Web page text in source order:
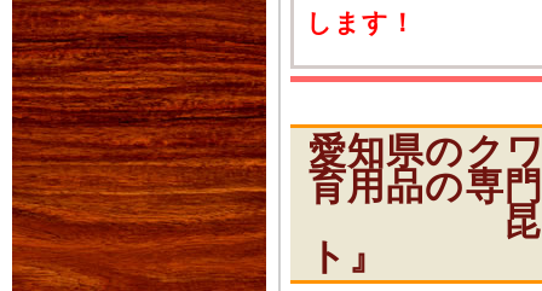
します！
愛知県のク
育用品の専
昆虫シ
ト』